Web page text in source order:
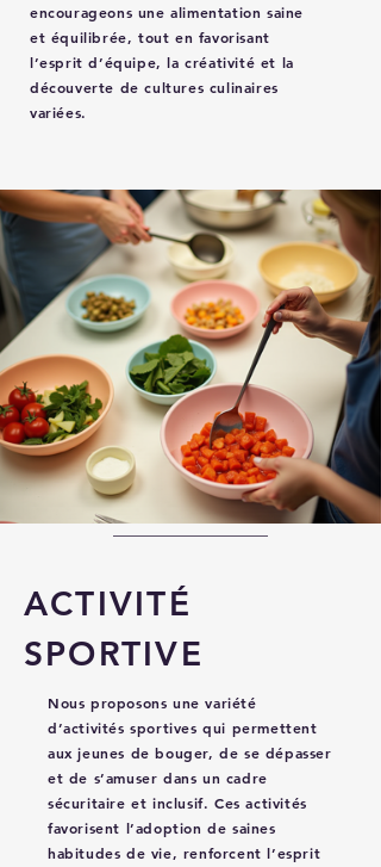
encourageons une alimentation saine
et équilibrée, tout en favorisant
l’esprit d’équipe, la créativité et la
découverte de cultures culinaires
variées.
ACTIVITÉ
SPORTIVE
Nous proposons une variété
d’activités sportives qui permettent
aux jeunes de bouger, de se dépasser
et de s’amuser dans un cadre
sécuritaire et inclusif. Ces activités
favorisent l’adoption de saines
habitudes de vie, renforcent l’esprit